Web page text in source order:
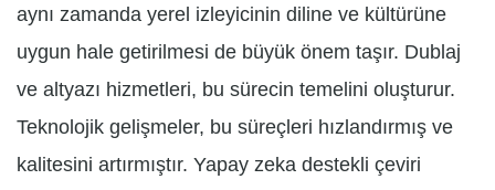
aynı zamanda yerel izleyicinin diline ve kültürüne
uygun hale getirilmesi de büyük önem taşır. Dublaj
ve altyazı hizmetleri, bu sürecin temelini oluşturur.
Teknolojik gelişmeler, bu süreçleri hızlandırmış ve
kalitesini artırmıştır. Yapay zeka destekli çeviri